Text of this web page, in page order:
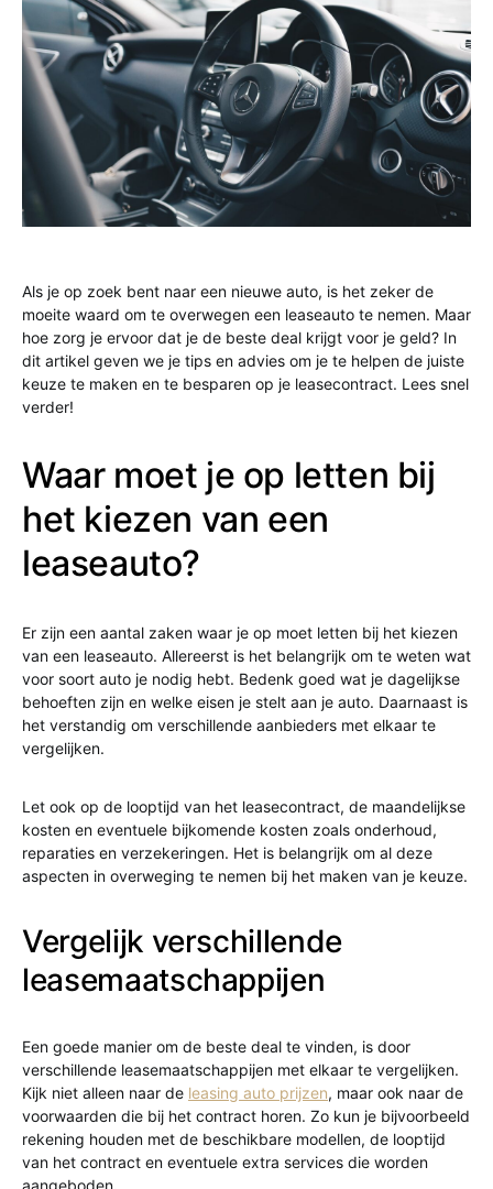
Als je op zoek bent naar een nieuwe auto, is het zeker de
moeite waard om te overwegen een leaseauto te nemen. Maar
hoe zorg je ervoor dat je de beste deal krijgt voor je geld? In
dit artikel geven we je tips en advies om je te helpen de juiste
keuze te maken en te besparen op je leasecontract. Lees snel
verder!
Waar moet je op letten bij
het kiezen van een
leaseauto?
Er zijn een aantal zaken waar je op moet letten bij het kiezen
van een leaseauto. Allereerst is het belangrijk om te weten wat
voor soort auto je nodig hebt. Bedenk goed wat je dagelijkse
behoeften zijn en welke eisen je stelt aan je auto. Daarnaast is
het verstandig om verschillende aanbieders met elkaar te
vergelijken.
Let ook op de looptijd van het leasecontract, de maandelijkse
kosten en eventuele bijkomende kosten zoals onderhoud,
reparaties en verzekeringen. Het is belangrijk om al deze
aspecten in overweging te nemen bij het maken van je keuze.
Vergelijk verschillende
leasemaatschappijen
Een goede manier om de beste deal te vinden, is door
verschillende leasemaatschappijen met elkaar te vergelijken.
Kijk niet alleen naar de leasing auto prijzen, maar ook naar de
voorwaarden die bij het contract horen. Zo kun je bijvoorbeeld
rekening houden met de beschikbare modellen, de looptijd
van het contract en eventuele extra services die worden